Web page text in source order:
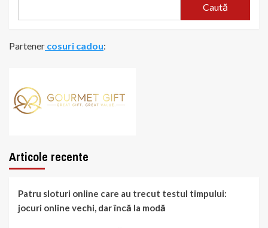
Caută
Partener cosuri cadou:
Articole recente
Patru sloturi online care au trecut testul timpului:
jocuri online vechi, dar încă la modă